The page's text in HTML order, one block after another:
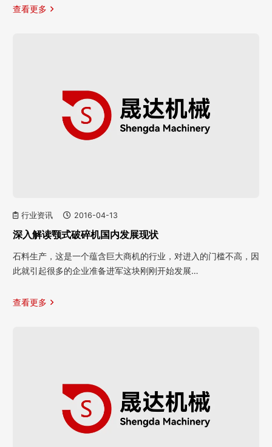
查看更多
行业资讯 2016-04-13
深入解读颚式破碎机国内发展现状
石料生产，这是一个蕴含巨大商机的行业，对进入的门槛不高，因
此就引起很多的企业准备进军这块刚刚开始发展…
查看更多